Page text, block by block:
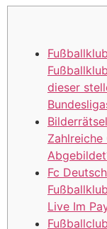
dieser
Zahlreiche
Fc
Live Im